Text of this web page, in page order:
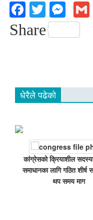
Facebook
Twitter
Share
धेरैले पढेको
कांग्रेसको क्रियाशील
समाधानका लागि गठित शीर्ष
थप समय माग